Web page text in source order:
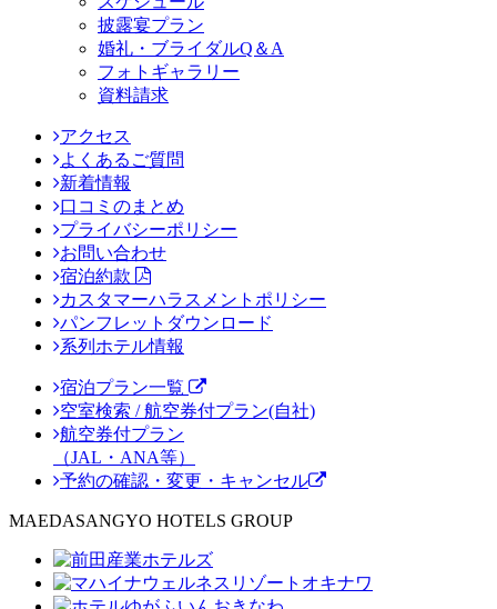
披露宴プラン
婚礼・ブライダルQ＆A
フォトギャラリー
資料請求
アクセス
よくあるご質問
新着情報
口コミのまとめ
プライバシーポリシー
お問い合わせ
宿泊約款
カスタマーハラスメントポリシー
パンフレットダウンロード
系列ホテル情報
宿泊プラン一覧
空室検索 / 航空券付プラン(自社)
航空券付プラン
（JAL・ANA等）
予約の確認・変更・キャンセル
MAEDASANGYO HOTELS GROUP